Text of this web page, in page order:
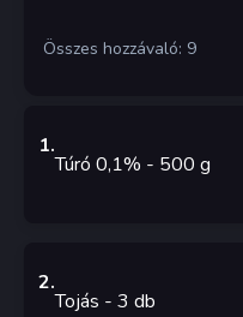
Összes hozzávaló: 9
1.
Túró 0,1% - 500 g
2.
Tojás - 3 db